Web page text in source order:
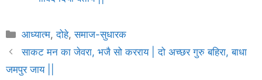
Categories
आध्यात्म,दोहे,समाज-सुधारक
साकट मन का जेवरा, भजै सो करराय | दो अच्छर गुरु बहिरा, बाधा
जमपुर जाय ||